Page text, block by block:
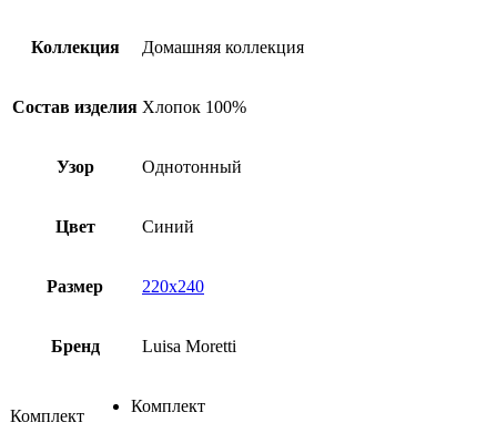
Коллекция Домашняя коллекция
Состав изделия Хлопок 100%
Узор Однотонный
Цвет Синий
Размер 220х240
Бренд Luisa Moretti
Комплект
Комплект